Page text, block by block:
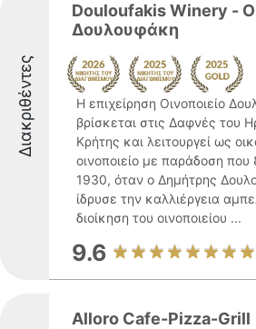
Διακριθέντες
Douloufakis Winery -
Δουλουφάκη
Η επιχείρηση Οινοποιείο
βρίσκεται στις Δαφνές του
Κρήτης και λειτουργεί ως
οινοποιείο με παράδοση που
1930, όταν ο Δημήτρης
ίδρυσε την καλλιέργεια
διοίκηση του οινοποιείου ...
9.6
Alloro Cafe-Pizza-Grill